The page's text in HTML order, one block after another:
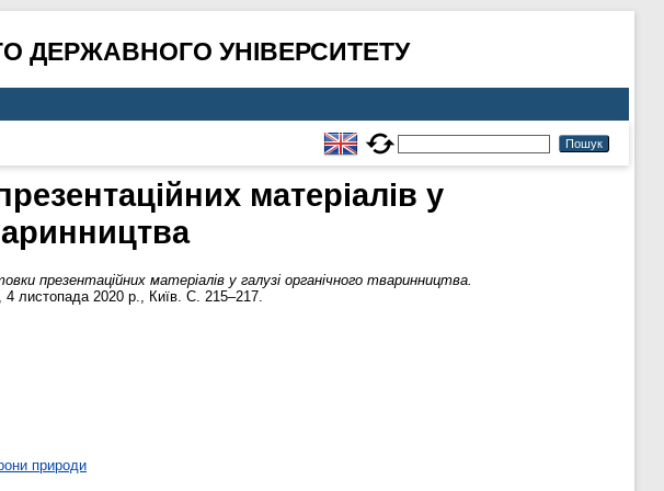
ДЕРЖАВНОГО УНІВЕРСИТЕТУ
матеріалів у
презентаційних матеріалів у галузі органічного тваринництва.
4 листопада 2020 р., Київ. С. 215–217.
природи